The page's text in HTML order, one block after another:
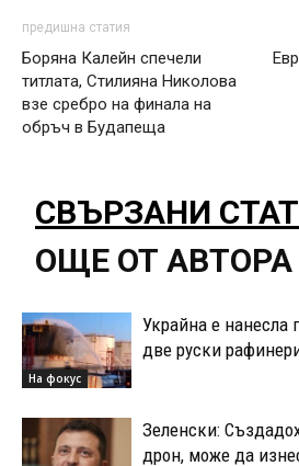
предишна статия
Боряна Калейн спечели
титлата, Стилияна Николова
взе сребро на финала на
обръч в Будапеща
СВЪРЗАНИ
ОЩЕ ОТ АВТОРА
На фокус
Украйна е нанесла
две руски
Зеленски:
дрон, може да